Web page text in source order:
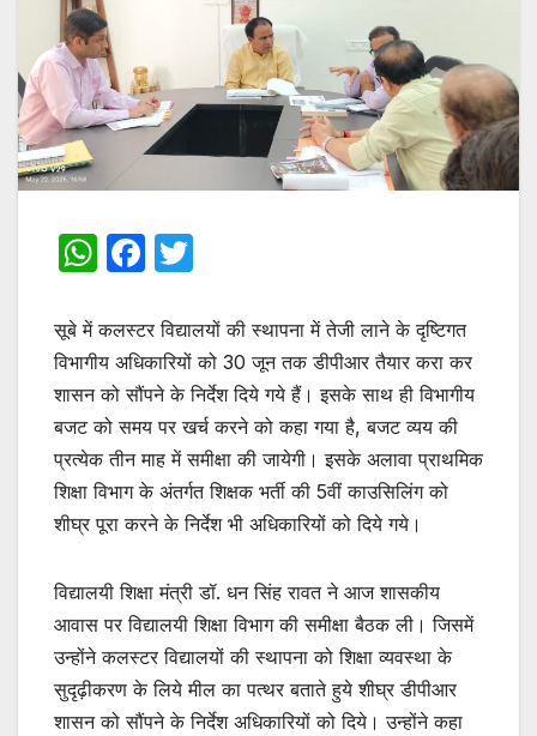
W
at
s
A
p
p
F
c
e
b
o
o
k
itt
er
सूबे में कलस्टर विद्यालयों की स्थापना में तेजी लाने के दृष्टिगत
विभागीय अधिकारियों को 30 जून तक डीपीआर तैयार करा कर
शासन को सौंपने के निर्देश दिये गये हैं। इसके साथ ही विभागीय
बजट को समय पर खर्च करने को कहा गया है, बजट व्यय की
प्रत्येक तीन माह में समीक्षा की जायेगी। इसके अलावा प्राथमिक
शिक्षा विभाग के अंतर्गत शिक्षक भर्ती की 5वीं काउसिलिंग को
शीघ्र पूरा करने के निर्देश भी अधिकारियों को दिये गये।
विद्यालयी शिक्षा मंत्री डॉ. धन सिंह रावत ने आज शासकीय
आवास पर विद्यालयी शिक्षा विभाग की समीक्षा बैठक ली। जिसमें
उन्होंने कलस्टर विद्यालयों की स्थापना को शिक्षा व्यवस्था के
सुदृढ़ीकरण के लिये मील का पत्थर बताते हुये शीघ्र डीपीआर
शासन को सौंपने के निर्देश अधिकारियों को दिये। उन्होंने कहा